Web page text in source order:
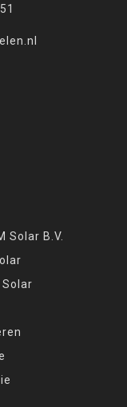
Solar B.V.